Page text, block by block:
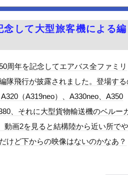
かったと思っていた」
くれ
私って素敵」→画像にアレが...
とかある？
最後のラスト写真集、最高！...
ｗｗｗｗｗ
ラーメン屋wwwwwww
が出たぞ！
！
して大型旅客機による編
周年を記念してエアバス全ファミリ
隊飛行が披露されました。登場する
（A319neo）、A330neo、A350
、それに大型貨物輸送機のベルー
動画2を見ると結構陸から近い所でや
けど下からの映像はないのかなあ？